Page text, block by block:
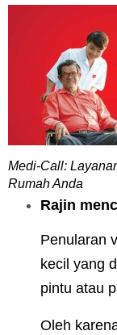
Medi-Call:
Rumah Anda
Rajin
Penularan
kecil yang
pintu atau
Oleh